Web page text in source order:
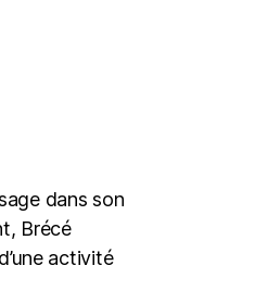
dans son
Brécé
activité